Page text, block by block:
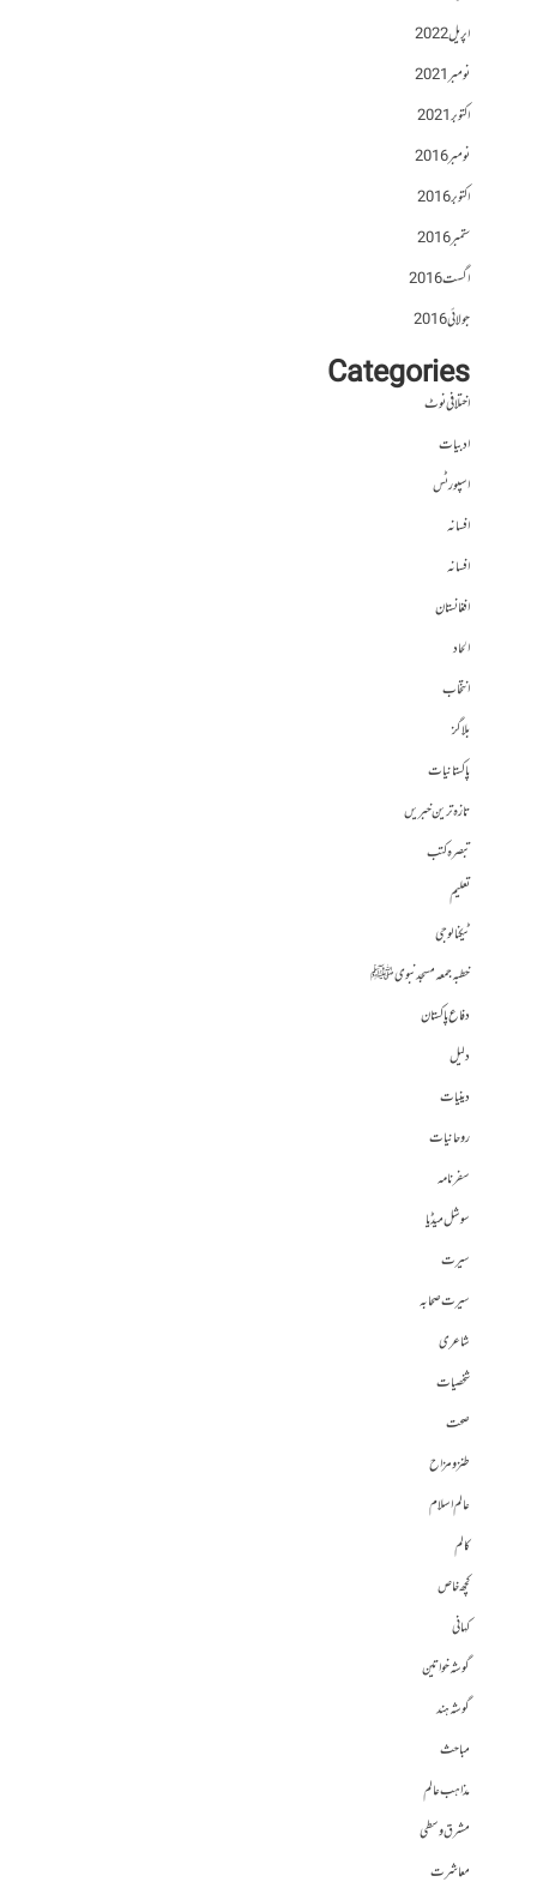
اپریل 2022
نومبر 2021
اکتوبر 2021
نومبر 2016
اکتوبر 2016
ستمبر 2016
اگست 2016
جولائی 2016
Categories
اختلافی نوٹ
ادبیات
اسپورٹس
افسانہ
افسانہ
افغانستان
الحاد
انتخاب
بلاگز
پاکستانیات
تازہ ترین خبریں
تبصرہ کتب
تعلیم
ٹیکنالوجی
خطبہ جمعہ مسجد نبوی ﷺ
دفاع پاکستان
دلیل
دینیات
روحانیات
سفرنامہ
سوشل میڈیا
سیرت
سیرت صحابہ
شاعری
شخصیات
صحت
طنز و مزاح
عالم اسلام
کالم
کچھ خاص
کہانی
گوشہ خواتین
گوشہ ہند
مباحث
مذاہب عالم
مشرق وسطی
معاشرت